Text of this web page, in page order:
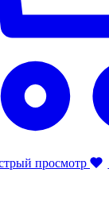
просмотр